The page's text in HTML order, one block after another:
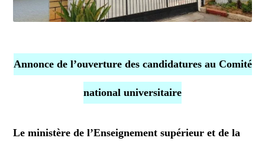
Annonce de l’ouverture des candidatures au Comité
national universitaire
Le ministère de l’Enseignement supérieur et de la